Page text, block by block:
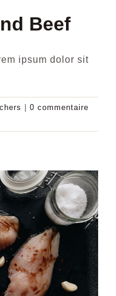
Beef
ipsum dolor sit
0 commentaire